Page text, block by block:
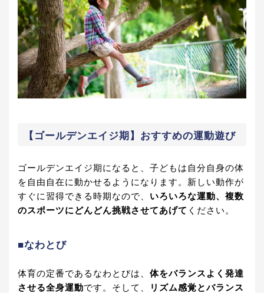
【ゴールデンエイジ期】おすすめの運動遊び
ゴールデンエイジ期になると、子どもは自分自身の体
を自由自在に動かせるようになります。新しい動作が
すぐに習得できる時期なので、 いろいろな運動、複数
のスポーツにどんどん挑戦させてあげて ください。
■なわとび
体育の定番であるなわとびは、 体をバランスよく発達
させる全身運動です。そして、
リズム感覚とバランス